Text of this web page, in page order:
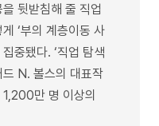
뒷받침해 줄 직업
‘부의 계층이동 사
중됐다. ‘직업 탐색
드 N. 볼스의 대표작
만 명 이상의